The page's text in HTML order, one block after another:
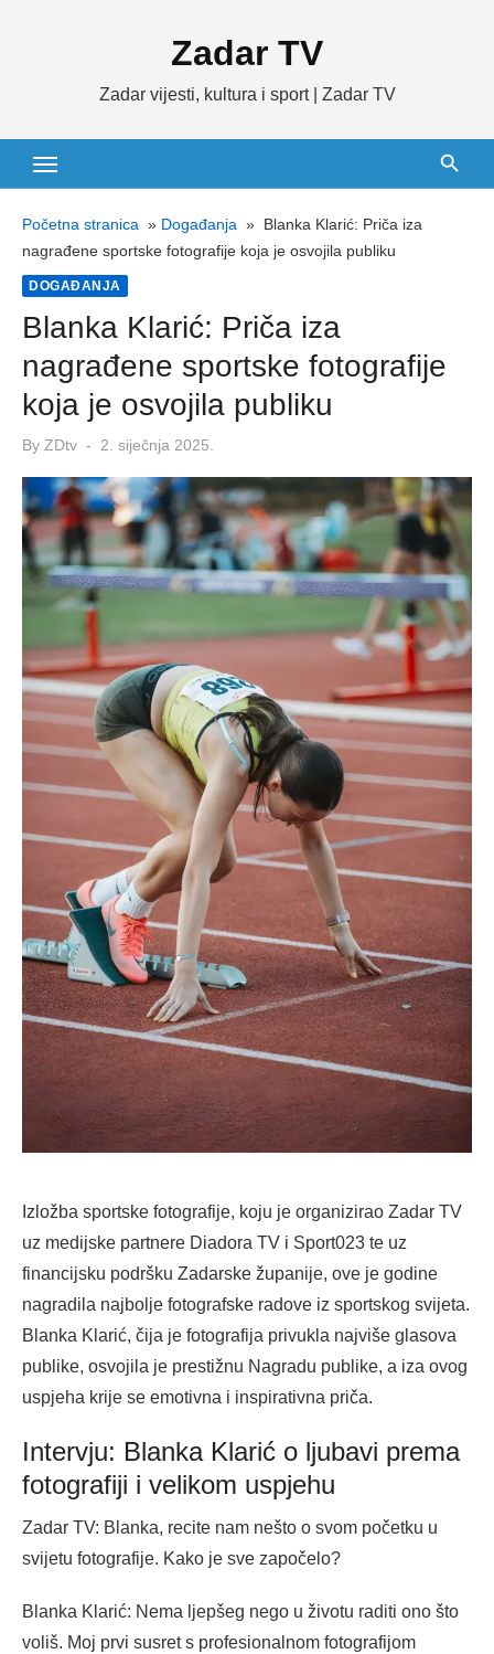
Zadar TV
Zadar vijesti, kultura i sport | Zadar TV
Početna stranica » Događanja » Blanka Klarić: Priča iza
nagrađene sportske fotografije koja je osvojila publiku
DOGAĐANJA
Blanka Klarić: Priča iza
nagrađene sportske fotografije
koja je osvojila publiku
By ZDtv
Posted
2. siječnja 2025.
Izložba sportske fotografije, koju je organizirao Zadar TV
uz medijske partnere Diadora TV i Sport023 te uz
financijsku podršku Zadarske županije, ove je godine
nagradila najbolje fotografske radove iz sportskog svijeta.
Blanka Klarić, čija je fotografija privukla najviše glasova
publike, osvojila je prestižnu Nagradu publike, a iza ovog
uspjeha krije se emotivna i inspirativna priča.
Intervju: Blanka Klarić o ljubavi prema
fotografiji i velikom uspjehu
Zadar TV: Blanka, recite nam nešto o svom početku u
svijetu fotografije. Kako je sve započelo?
Blanka Klarić: Nema ljepšeg nego u životu raditi ono što
voliš. Moj prvi susret s profesionalnom fotografijom